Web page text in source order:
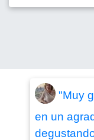
"Muy
en un